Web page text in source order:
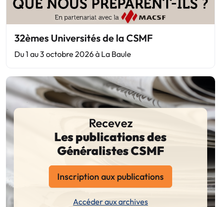
32èmes Universités de la CSMF
Du 1 au 3 octobre 2026 à La Baule
Recevez
Les publications des
Généralistes CSMF
Inscription aux publications
Accéder aux archives